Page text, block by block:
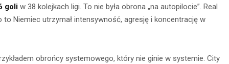
goli w 38 kolejkach ligi. To nie była obrona „na autopilocie”. Real
to Niemiec utrzymał intensywność, agresję i koncentrację w
obrońcy systemowego, który nie ginie w systemie. City